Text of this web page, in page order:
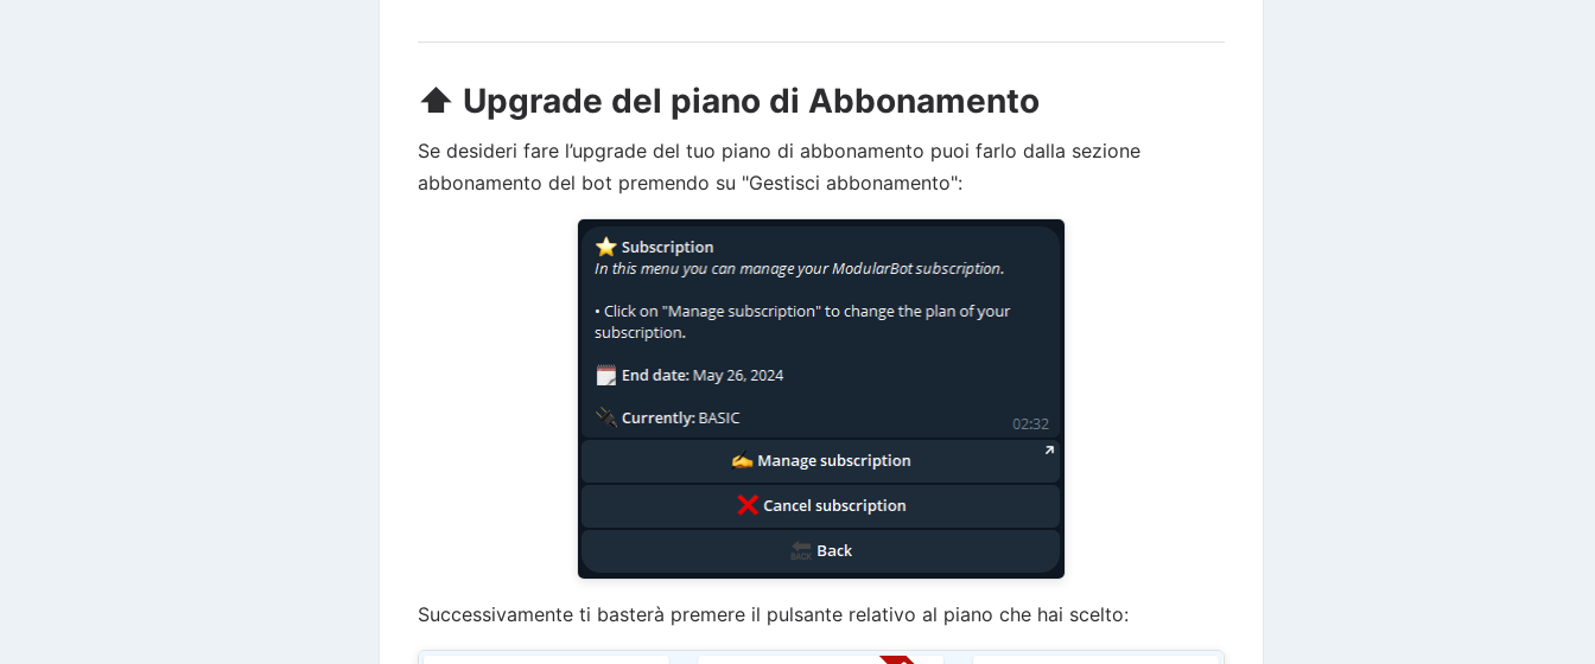
⬆️ Upgrade del piano di Abbonamento
Se desideri fare l’upgrade del tuo piano di abbonamento puoi farlo dalla sezione
abbonamento del bot premendo su "Gestisci abbonamento":
Successivamente ti basterà premere il pulsante relativo al piano che hai scelto: